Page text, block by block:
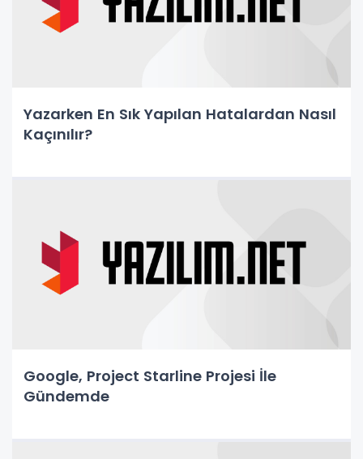
Yazarken En Sık Yapılan Hatalardan Nasıl
Kaçınılır?
Google, Project Starline Projesi İle
Gündemde